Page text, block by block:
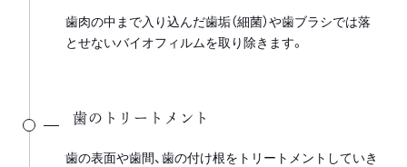
歯肉の中まで入り込んだ歯垢（細菌）や歯ブラシでは落
とせないバイオフィルムを取り除きます。
歯のトリートメント
歯の表面や歯間、歯の付け根をトリートメントしていき